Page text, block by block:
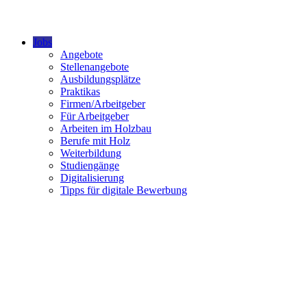
Jobs
Angebote
Stellenangebote
Ausbildungsplätze
Praktikas
Firmen/Arbeitgeber
Für Arbeitgeber
Arbeiten im Holzbau
Berufe mit Holz
Weiterbildung
Studiengänge
Digitalisierung
Tipps für digitale Bewerbung